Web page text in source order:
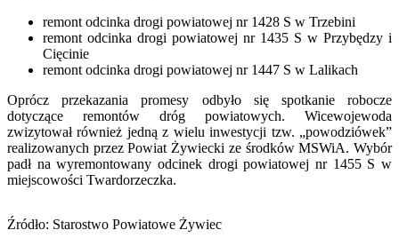
remont odcinka drogi powiatowej nr 1428 S w Trzebini
remont odcinka drogi powiatowej nr 1435 S w Przybędzy i
Cięcinie
remont odcinka drogi powiatowej nr 1447 S w Lalikach
Oprócz przekazania promesy odbyło się spotkanie robocze
dotyczące remontów dróg powiatowych. Wicewojewoda
zwizytował również jedną z wielu inwestycji tzw. „powodziówek”
realizowanych przez Powiat Żywiecki ze środków MSWiA. Wybór
padł na wyremontowany odcinek drogi powiatowej nr 1455 S w
miejscowości Twardorzeczka.
Źródło: Starostwo Powiatowe Żywiec